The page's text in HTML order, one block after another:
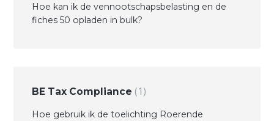
Hoe kan ik de vennootschapsbelasting en de
fiches 50 opladen in bulk?
BE Tax Compliance 1
Hoe gebruik ik de toelichting Roerende